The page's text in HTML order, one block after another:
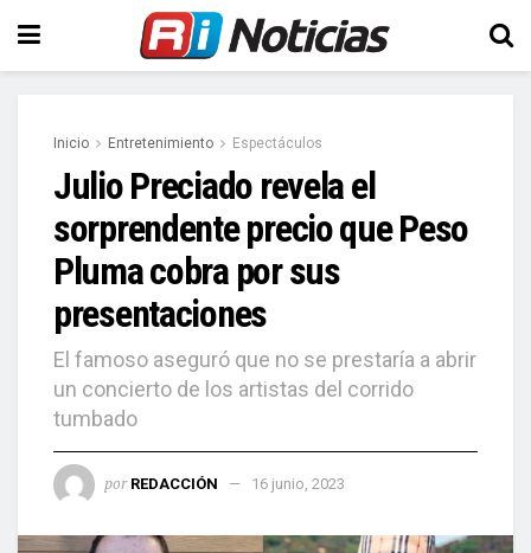
Inicio Entretenimiento Espectáculos
Julio Preciado revela el
sorprendente precio que Peso
Pluma cobra por sus
presentaciones
El famoso aseguró que no se prestaría a abrir
un concierto de los artistas del corrido
tumbado
por REDACCIÓN 16 junio, 2023